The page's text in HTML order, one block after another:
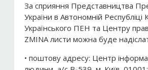
За сприяння Представництва
України в Автономній Республіці
Українського ПЕН та Центру
ZMINA листи можна буде
• поштову адресу: Центр